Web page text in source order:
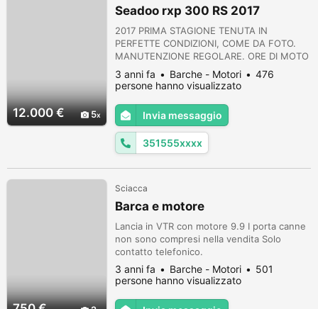
12.000 € 5
Seadoo rxp 300 RS 2017
2017 PRIMA STAGIONE TENUTA IN
PERFETTE CONDIZIONI, COME DA FOTO.
MANUTENZIONE REGOLARE. ORE DI MOTO
CIRCA 100. QUALSIASI VISIONE O
ISPEZIONE. NO PERDITEMPO. COMPLETA DI
TELO COPERTURA. PREFERISCO CONTATTO
TELEFONICO.
3 anni fa Barche - Motori
476
persone hanno visualizzato
Invia messaggio
351555xxxx
Sciacca
Barca e motore
Lancia in VTR con motore 9.9 I porta canne
non sono compresi nella vendita Solo
contatto telefonico.
3 anni fa Barche - Motori
501
persone hanno visualizzato